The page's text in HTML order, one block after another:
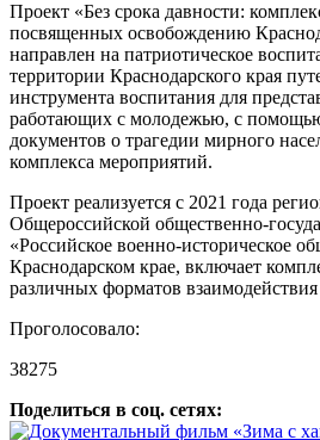
Проект «Без срока давности:
посвященных освобождению
направлен на патриотическое
территории Краснодарского края
инструмента воспитания для
работающих с молодежью, с
документов о трагедии мирного
комплекса мероприятий.
Проект реализуется с 2021 года
Общероссийской общественно-
«Российское военно-историческое
Краснодарском крае, включает
различных форматов
Проголосовало:
38275
Поделиться в соц. сетях: